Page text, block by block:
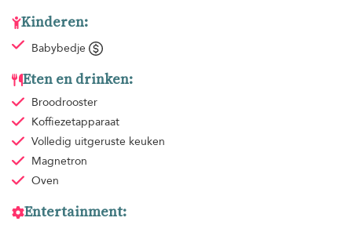
Kinderen:
Babybedje
Eten en drinken:
Broodrooster
Koffiezetapparaat
Volledig uitgeruste keuken
Magnetron
Oven
Entertainment: